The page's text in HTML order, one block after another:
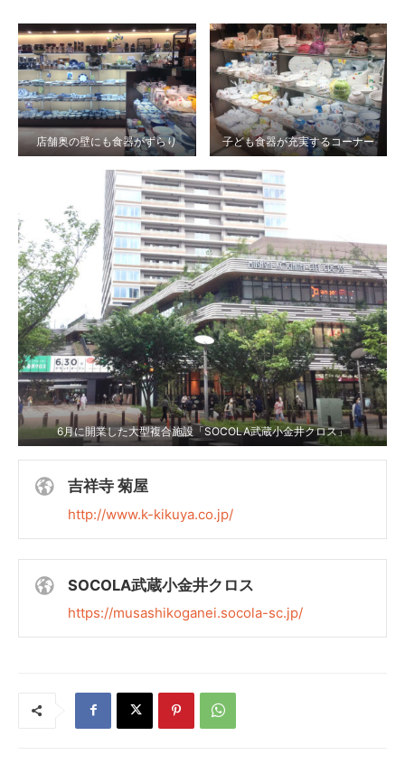
店舗奥の壁にも食器がずらり 子ども食器が充実するコーナー
6月に開業した大型複合施設「SOCOLA武蔵小金井クロス」
吉祥寺 菊屋
http://www.k-kikuya.co.jp/
SOCOLA武蔵小金井クロス
https://musashikoganei.socola-sc.jp/